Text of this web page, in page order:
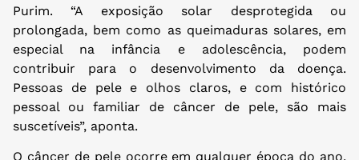
Purim. “A exposição solar desprotegida ou
prolongada, bem como as queimaduras solares, em
especial na infância e adolescência, podem
contribuir para o desenvolvimento da doença.
Pessoas de pele e olhos claros, e com histórico
pessoal ou familiar de câncer de pele, são mais
suscetíveis”, aponta.
O câncer de pele ocorre em qualquer época do ano,